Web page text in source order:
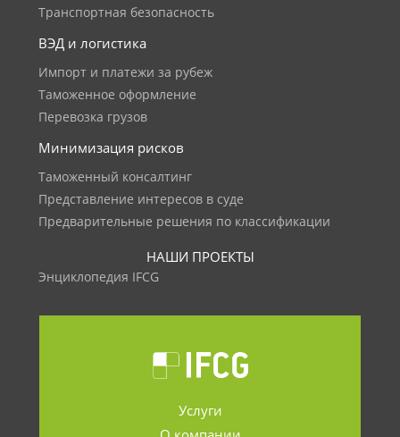
Транспортная безопасность
ВЭД и логистика
Импорт и платежи за рубеж
Таможенное оформление
Перевозка грузов
Минимизация рисков
Таможенный консалтинг
Представление интересов в суде
Предварительные решения по классификации
НАШИ ПРОЕКТЫ
Энциклопедия IFCG
Услуги